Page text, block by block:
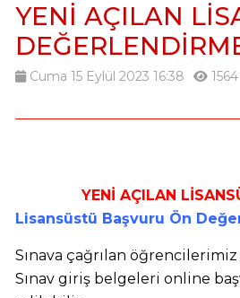
YENİ AÇILAN
Cuma 15 Eylül 2023 16:38 1564
YENİ AÇILAN
Lisansüstü Başvuru Ön
Sınava çağrılan
Sınav giriş belgeleri online